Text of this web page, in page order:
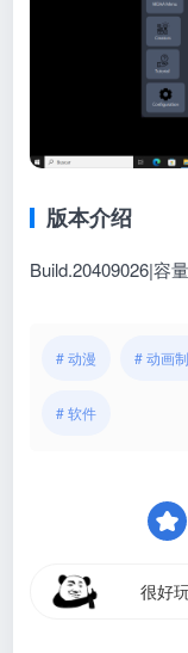
版本介绍
Build.20409026|容
# 动漫 # 动画
# 软件
很好